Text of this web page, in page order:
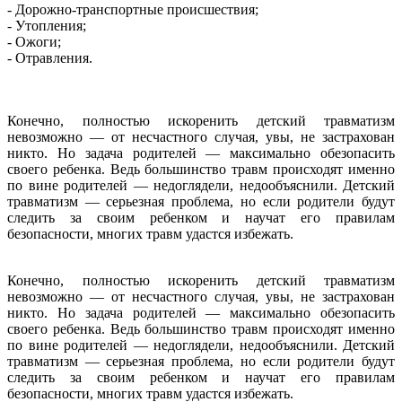
- Дорожно-транспортные происшествия;
- Утопления;
- Ожоги;
- Отравления.
Конечно, полностью искоренить детский травматизм
невозможно — от несчастного случая, увы, не застрахован
никто. Но задача родителей — максимально обезопасить
своего ребенка. Ведь большинство травм происходят именно
по вине родителей — недоглядели, недообъяснили. Детский
травматизм — серьезная проблема, но если родители будут
следить за своим ребенком и научат его правилам
безопасности, многих травм удастся избежать.
Конечно, полностью искоренить детский травматизм
невозможно — от несчастного случая, увы, не застрахован
никто. Но задача родителей — максимально обезопасить
своего ребенка. Ведь большинство травм происходят именно
по вине родителей — недоглядели, недообъяснили. Детский
травматизм — серьезная проблема, но если родители будут
следить за своим ребенком и научат его правилам
безопасности, многих травм удастся избежать.